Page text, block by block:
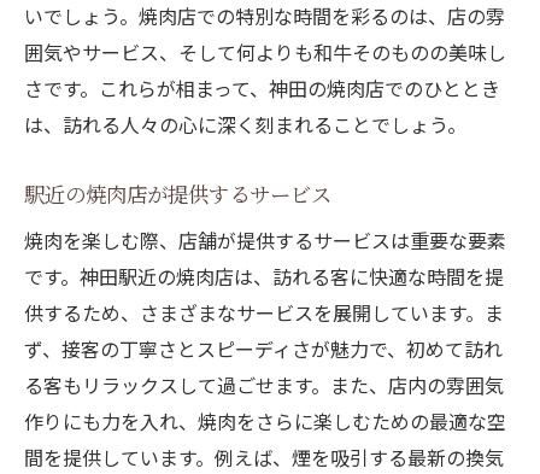
いでしょう。焼肉店での特別な時間を彩るのは、店の雰
囲気やサービス、そして何よりも和牛そのものの美味し
さです。これらが相まって、神田の焼肉店でのひととき
は、訪れる人々の心に深く刻まれることでしょう。
駅近の焼肉店が提供するサービス
焼肉を楽しむ際、店舗が提供するサービスは重要な要素
です。神田駅近の焼肉店は、訪れる客に快適な時間を提
供するため、さまざまなサービスを展開しています。ま
ず、接客の丁寧さとスピーディさが魅力で、初めて訪れ
る客もリラックスして過ごせます。また、店内の雰囲気
作りにも力を入れ、焼肉をさらに楽しむための最適な空
間を提供しています。例えば、煙を吸引する最新の換気